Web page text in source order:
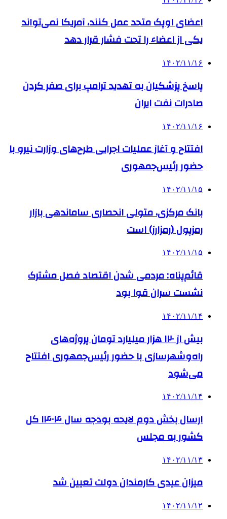
اعضای اوپک متحد عمل کنند، آمریکا نمی‌تواند
یکی از اعضاء را تحت فشار قرار دهد
۱۴۰۲/۱۱/۱۶
پاسخ پزشکیان به تهدید ترامپ برای صفر کردن
صادرات نفت ایران
۱۴۰۲/۱۱/۱۶
افتتاح و آغاز عملیات اجرایی طرح‌های وزارت نیرو با
حضور رئیس‌جمهوری
۱۴۰۲/۱۱/۱۵
بانک مرکزی، متولی انحصاری ساماندهی بازار
رمزپول (رمزارز) است
۱۴۰۲/۱۱/۱۵
قائم‌پناه: مردمی‌ شدن اقتصاد فصل مشترک
نشست سران قوا بود
۱۴۰۲/۱۱/۱۴
بیش از ۱۲۰ هزار میلیارد تومان پروژه‌های
راه‌وشهرسازی با حضور رئیس‌جمهوری افتتاح
می‌شود
۱۴۰۲/۱۱/۱۴
ارسال بخش دوم لایحه بودجه سال ۱۴۰۴ کل
کشور به مجلس
۱۴۰۲/۱۱/۱۳
میزان عیدی کارمندان دولت تعیین شد
۱۴۰۲/۱۱/۱۲